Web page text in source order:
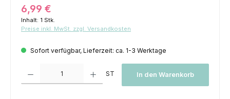
Regulärer Preis:
6,99 €
Inhalt: 1 Stk.
Preise inkl. MwSt. zzgl. Versandkosten
Sofort verfügbar, Lieferzeit: ca. 1-3 Werktage
ST In den Warenkorb